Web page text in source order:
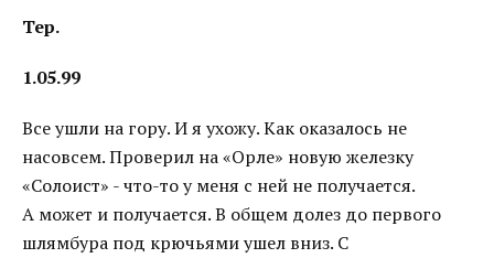
Тер.
1.05.99
Все ушли на гору. И я ухожу. Как оказалось не
насовсем. Проверил на «Орле» новую железку
«Солоист» - что-то у меня с ней не получается.
А может и получается. В общем долез до первого
шлямбура под крючьями ушел вниз. С